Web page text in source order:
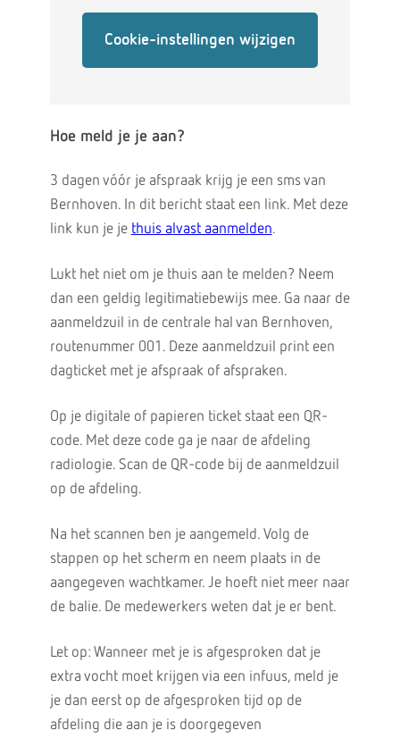
Cookie-instellingen wijzigen
Hoe meld je je aan?
3 dagen vóór je afspraak krijg je een sms van
Bernhoven. In dit bericht staat een link. Met deze
link kun je je thuis alvast aanmelden.
Lukt het niet om je thuis aan te melden? Neem
dan een geldig legitimatiebewijs mee. Ga naar de
aanmeldzuil in de centrale hal van Bernhoven,
routenummer 001. Deze aanmeldzuil print een
dagticket met je afspraak of afspraken.
Op je digitale of papieren ticket staat een QR-
code. Met deze code ga je naar de afdeling
radiologie. Scan de QR-code bij de aanmeldzuil
op de afdeling.
Na het scannen ben je aangemeld. Volg de
stappen op het scherm en neem plaats in de
aangegeven wachtkamer. Je hoeft niet meer naar
de balie. De medewerkers weten dat je er bent.
Let op: Wanneer met je is afgesproken dat je
extra vocht moet krijgen via een infuus, meld je
je dan eerst op de afgesproken tijd op de
afdeling die aan je is doorgegeven